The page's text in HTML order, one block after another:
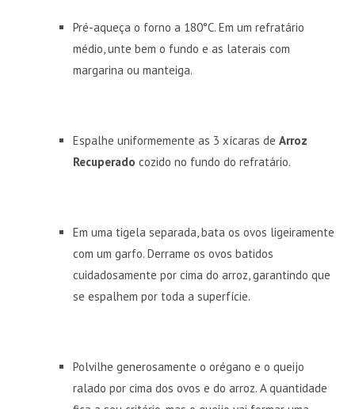
Pré-aqueça o forno a 180°C. Em um refratário
médio, unte bem o fundo e as laterais com
margarina ou manteiga.
Espalhe uniformemente as 3 xícaras deArroz
Recuperado cozido no fundo do refratário.
Em uma tigela separada, bata os ovos ligeiramente
com um garfo. Derrame os ovos batidos
cuidadosamente por cima do arroz, garantindo que
se espalhem por toda a superfície.
Polvilhe generosamente o orégano e o queijo
ralado por cima dos ovos e do arroz. A quantidade